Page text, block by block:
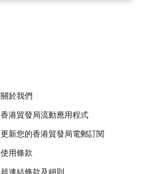
關於我們
香港貿發局流動應用程式
更新您的香港貿發局電郵訂閱
使用條款
超連結條款及細則